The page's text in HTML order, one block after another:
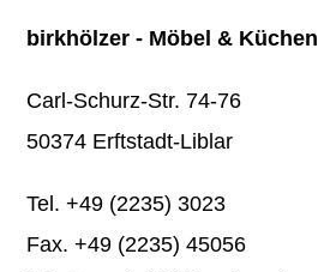
birkhölzer - Möbel & Küchen
Carl-Schurz-Str. 74-76
50374 Erftstadt-Liblar
Tel.+49 (2235) 3023
Fax. +49 (2235) 45056